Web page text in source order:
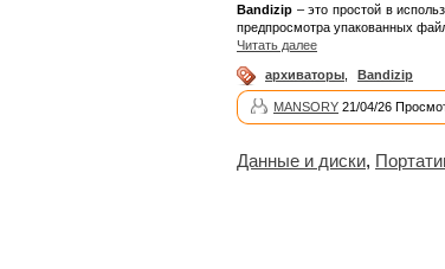
Bandizip – это простой в
предпросмотра упакованных
Читать далее
архиваторы Bandizip
MANSORY 21/04/26
Данные и диски,